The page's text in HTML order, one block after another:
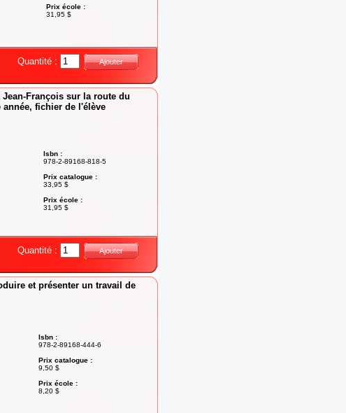
Prix école :
31,95 $
Quantité : Ajouter
Jean-François sur la route du
année, fichier de l'élève
Isbn :
978-2-89168-818-5
Prix catalogue :
33,95 $
Prix école :
31,95 $
Quantité : Ajouter
et présenter un travail de
Isbn :
978-2-89168-444-6
Prix catalogue :
9,50 $
Prix école :
8,20 $